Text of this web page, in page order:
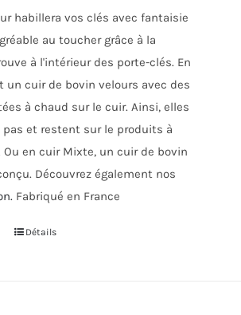
choisies
sur
du
habillera vos clés avec fantaisie
au toucher grâce à la
à l'intérieur des porte-clés. En
un cuir de bovin velours avec des
à chaud sur le cuir. Ainsi, elles
et restent sur le produits à
en cuir Mixte, un cuir de bovin
Découvrez également nos
Fabriqué en France
CeDétails